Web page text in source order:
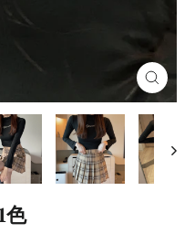
閉
じ
る
色